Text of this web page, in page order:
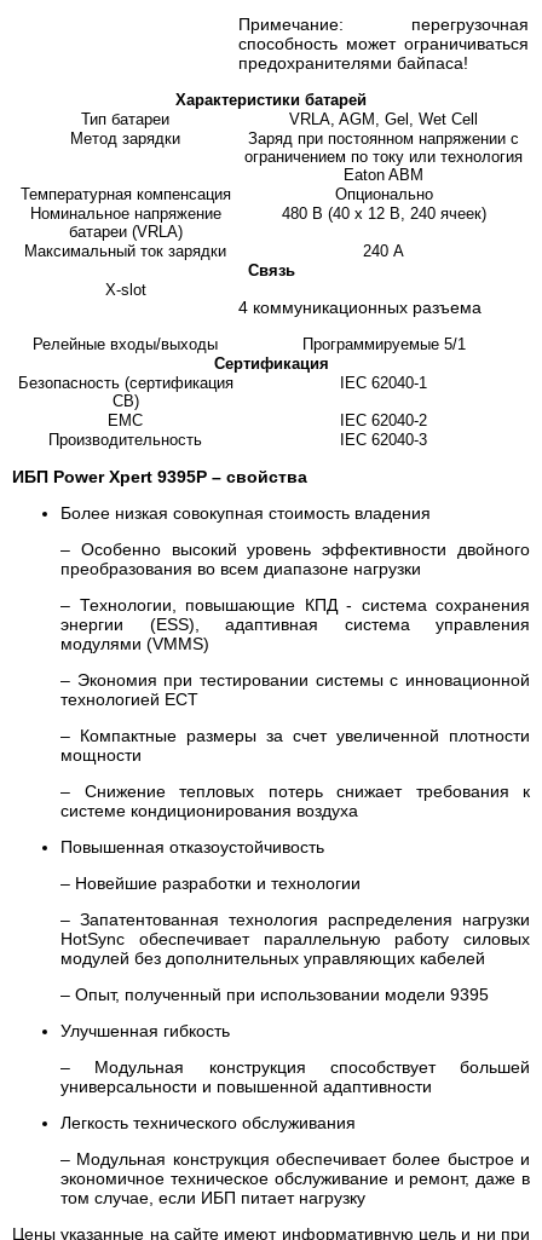
Примечание: перегрузочная
способность может ограничиваться
предохранителями байпаса!
Характеристики батарей
Тип батареи
VRLA, AGM, Gel, Wet Cell
Метод зарядки
Заряд при постоянном напряжении с
ограничением по току или технология
Eaton ABM
Температурная компенсация
Опционально
Номинальное напряжение
батареи (VRLA)
480 В (40 x 12 В, 240 ячеек)
Максимальный ток зарядки
240 А
Связь
X-slot
4 коммуникационных разъема
Релейные входы/выходы
Программируемые 5/1
Сертификация
Безопасность (сертификация
CB)
IEC 62040-1
EMC
IEC 62040-2
Производительность
IEC 62040-3
ИБП Power Xpert 9395P – свойства
Более низкая совокупная стоимость владения
– Особенно высокий уровень эффективности двойного
преобразования во всем диапазоне нагрузки
– Технологии, повышающие КПД - система сохранения
энергии (ESS), адаптивная система управления
модулями (VMMS)
– Экономия при тестировании системы с инновационной
технологией ЕСТ
– Компактные размеры за счет увеличенной плотности
мощности
– Снижение тепловых потерь снижает требования к
системе кондиционирования воздуха
Повышенная отказоустойчивость
– Новейшие разработки и технологии
– Запатентованная технология распределения нагрузки
HotSync обеспечивает параллельную работу силовых
модулей без дополнительных управляющих кабелей
– Опыт, полученный при использовании модели 9395
Улучшенная гибкость
– Модульная конструкция способствует большей
универсальности и повышенной адаптивности
Легкость технического обслуживания
– Модульная конструкция обеспечивает более быстрое и
экономичное техническое обслуживание и ремонт, даже в
том случае, если ИБП питает нагрузку
Цены указанные на сайте имеют информативную цель и ни при